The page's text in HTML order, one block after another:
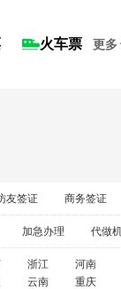
火车票 更多
友签证 商务签证
加急办理 代做
浙江
河南
云南 重庆